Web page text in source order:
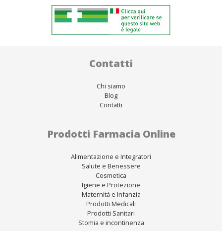
Contatti
Chi siamo
Blog
Contatti
Prodotti Farmacia Online
Alimentazione e Integratori
Salute e Benessere
Cosmetica
Igiene e Protezione
Maternità e Infanzia
Prodotti Medicali
Prodotti Sanitari
Stomia e incontinenza